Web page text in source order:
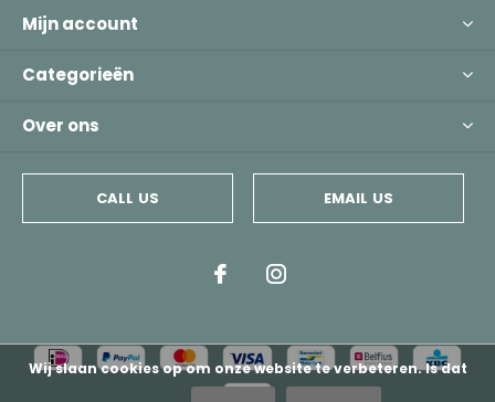
Mijn account
Categorieën
Over ons
CALL US EMAIL US
Wij slaan cookies op om onze website te verbeteren. Is dat